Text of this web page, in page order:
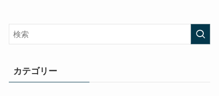
カテゴリー